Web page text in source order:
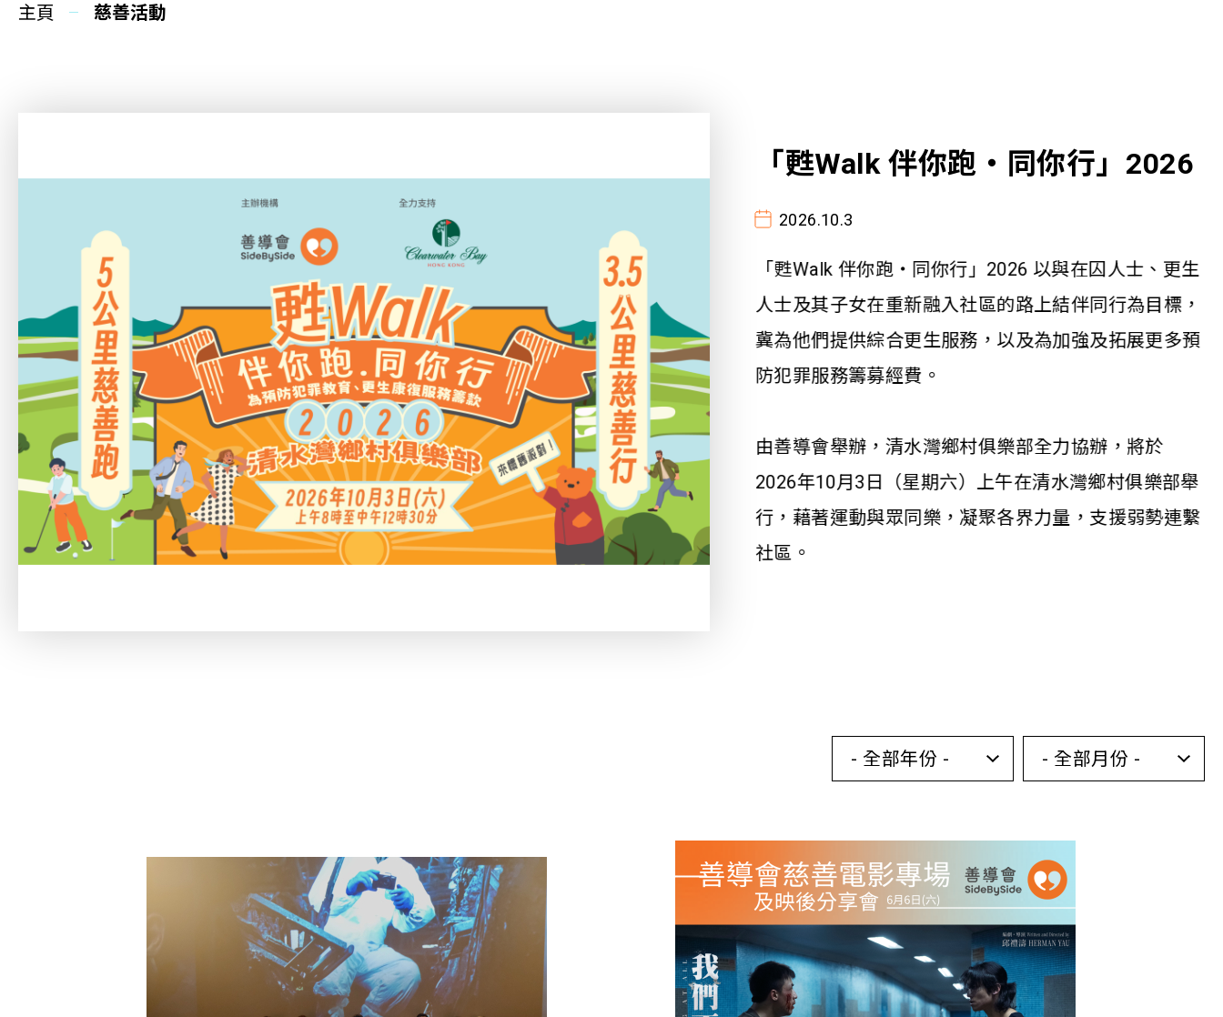
主頁 慈善活動
「甦Walk 伴你跑‧同你行」2026
2026.10.3
「甦Walk 伴你跑‧同你行」2026 以與在囚人士、更生
人士及其子女在重新融入社區的路上結伴同行為目標，
冀為他們提供綜合更生服務，以及為加強及拓展更多預
防犯罪服務籌募經費。
由善導會舉辦，清水灣鄉村俱樂部全力協辦，將於
2026年10月3日（星期六）上午在清水灣鄉村俱樂部舉
行，藉著運動與眾同樂，凝聚各界力量，支援弱勢連繫
社區。
- 全部年份 - - 全部月份 -